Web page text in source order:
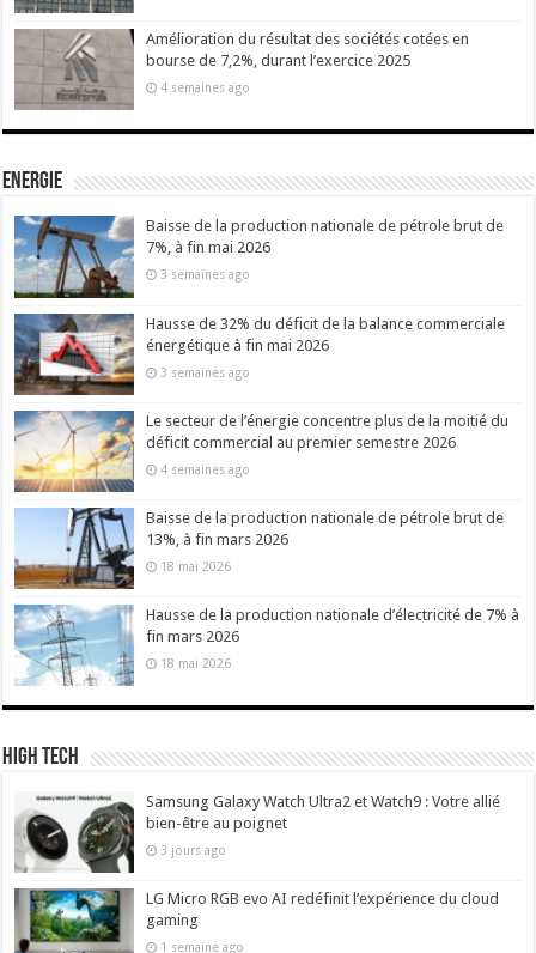
Amélioration du résultat des sociétés cotées en
bourse de 7,2%, durant l’exercice 2025
4 semaines ago
Energie
Baisse de la production nationale de pétrole brut de
7%, à fin mai 2026
3 semaines ago
Hausse de 32% du déficit de la balance commerciale
énergétique à fin mai 2026
3 semaines ago
Le secteur de l’énergie concentre plus de la moitié du
déficit commercial au premier semestre 2026
4 semaines ago
Baisse de la production nationale de pétrole brut de
13%, à fin mars 2026
18 mai 2026
Hausse de la production nationale d’électricité de 7% à
fin mars 2026
18 mai 2026
High Tech
Samsung Galaxy Watch Ultra2 et Watch9 : Votre allié
bien-être au poignet
3 jours ago
LG Micro RGB evo AI redéfinit l’expérience du cloud
gaming
1 semaine ago